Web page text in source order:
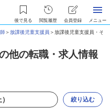
後で見る 閲覧履歴 会員登録 メニュー
＞放課後児童支援員 ＞放課後児童支援員・そ
他の転職・求人情報
絞り込む